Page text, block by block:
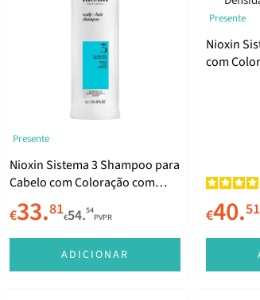
Presente
Nioxin Sistema 3 Shampoo para
Cabelo com Coloração com
Perda de Densidade
Ligeira 1000ml
€33.81€54.54
PVPR
ADICIONAR
Presente
Nioxin
com
€40.51